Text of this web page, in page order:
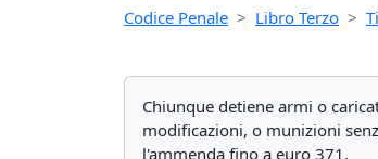
Codice Penale Libro Terzo
Chiunque detiene armi o
modificazioni, o munizioni
l'ammenda fino a euro 371.